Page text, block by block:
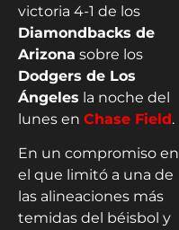
victoria 4-1 de los
Diamondbacks de
Arizona sobre los
Dodgers de Los
Ángeles la noche del
lunes en Chase Field.
En un compromiso en
el que limitó a una de
las alineaciones más
temidas del béisbol y